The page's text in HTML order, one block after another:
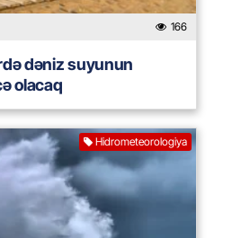
166
dəniz suyunun
olacaq
Hidrometeorologiya